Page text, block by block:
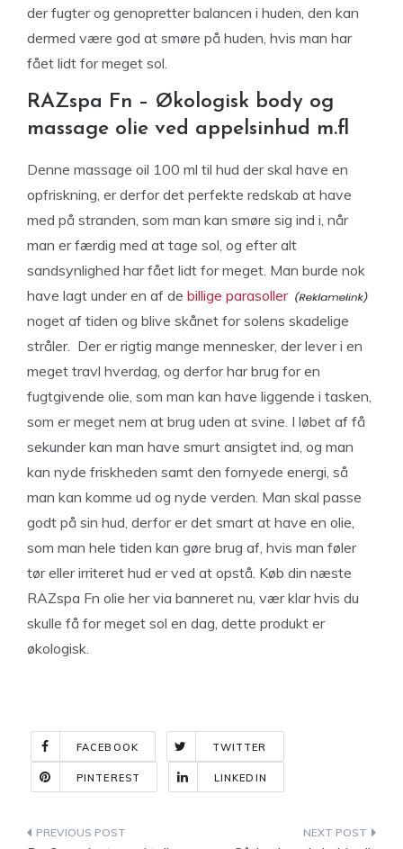
der fugter og genopretter balancen i huden, den kan
dermed være god at smøre på huden, hvis man har
fået lidt for meget sol.
RAZspa Fn – Økologisk body og
massage olie ved appelsinhud m.fl
Denne massage oil 100 ml til hud der skal have en
opfriskning, er derfor det perfekte redskab at have
med på stranden, som man kan smøre sig ind i, når
man er færdig med at tage sol, og efter alt
sandsynlighed har fået lidt for meget. Man burde nok
have lagt under en af de billige parasoller
noget af tiden og blive skånet for solens skadelige
stråler. Der er rigtig mange mennesker, der lever i en
meget travl hverdag, og derfor har brug for en
fugtgivende olie, som man kan have liggende i tasken,
som er meget nem at brug uden at svine. I løbet af få
sekunder kan man have smurt ansigtet ind, og man
kan nyde friskheden samt den fornyede energi, så
man kan komme ud og nyde verden. Man skal passe
godt på sin hud, derfor er det smart at have en olie,
som man hele tiden kan gøre brug af, hvis man føler
tør eller irriteret hud er ved at opstå. Køb din næste
RAZspa Fn olie her via banneret nu, vær klar hvis du
skulle få for meget sol en dag, dette produkt er
økologisk.
FACEBOOK TWITTER
PINTEREST LINKEDIN
Indlægsnavigation